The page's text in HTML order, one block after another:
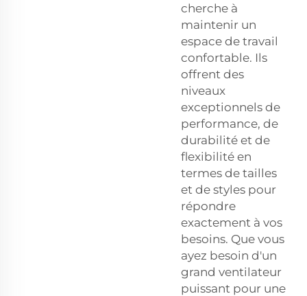
cherche à
maintenir un
espace de travail
confortable. Ils
offrent des
niveaux
exceptionnels de
performance, de
durabilité et de
flexibilité en
termes de tailles
et de styles pour
répondre
exactement à vos
besoins. Que vous
ayez besoin d'un
grand ventilateur
puissant pour une